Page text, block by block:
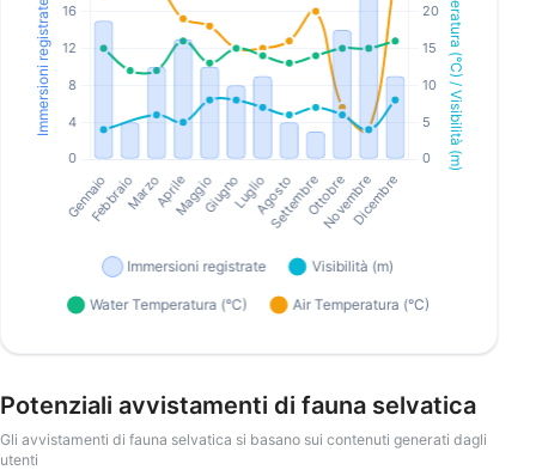
Potenziali avvistamenti di fauna selvatica
Gli avvistamenti di fauna selvatica si basano sui contenuti generati dagli
utenti